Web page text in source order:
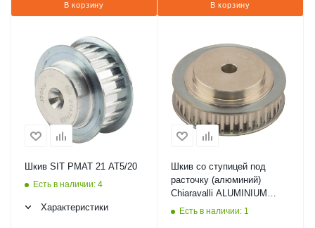
В корзину В корзину
Шкив SIT PMAT 21 AT5/20
Есть в наличии: 4
Характеристики
Шкив со ступицей под
расточку (алюминий)
Chiaravalli ALUMINIUM
PULLEY 21T5 Z=36
Есть в наличии: 1